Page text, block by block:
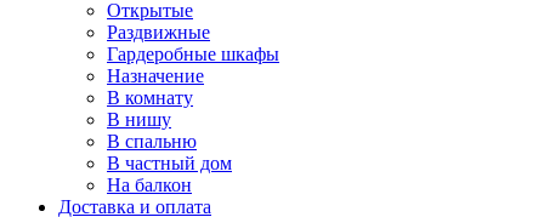
Открытые
Раздвижные
Гардеробные шкафы
Назначение
В комнату
В нишу
В спальню
В частный дом
На балкон
Доставка и оплата